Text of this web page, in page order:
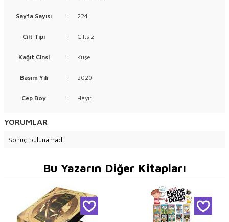
Sayfa Sayısı : 224
Cilt Tipi : Ciltsiz
Kağıt Cinsi : Kuşe
Basım Yılı : 2020
Cep Boy : Hayır
YORUMLAR
Sonuç bulunamadı.
Bu Yazarın Diğer Kitapları